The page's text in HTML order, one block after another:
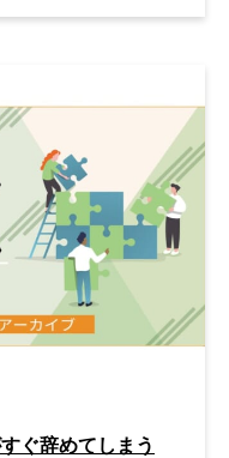
ぐ辞めてしまう